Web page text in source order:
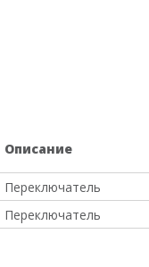
Описание
Переключатель
Переключатель